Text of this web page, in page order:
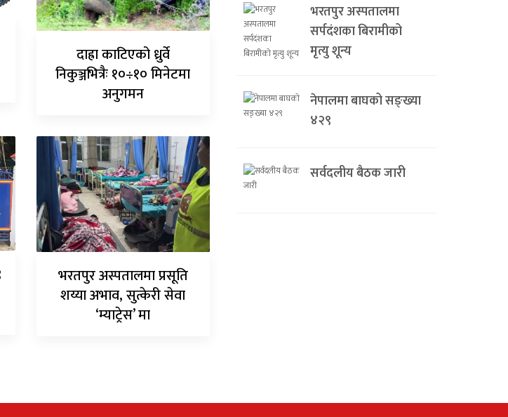
दाह्रा काटिएको ध्रुर्वे
निकुञ्जभित्रैः १०÷१० मिनेटमा
अनुगमन
भरतपुर अस्पतालमा प्रसूति
शय्या अभाव, सुत्केरी सेवा
‘म्याट्रेस’ मा
भरतपुर अस्पतालमा
सर्पदंशका बिरामीको
मृत्यु शून्य
नेपालमा बाघको सङ्ख्या
४२९
सर्वदलीय बैठक जारी